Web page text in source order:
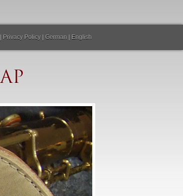
Privacy Policy | German English